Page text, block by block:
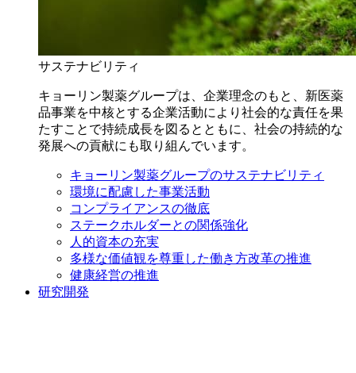
サステナビリティ
キョーリン製薬グループは、企業理念のもと、新医薬
品事業を中核とする企業活動により社会的な責任を果
たすことで持続成長を図るとともに、社会の持続的な
発展への貢献にも取り組んでいます。
キョーリン製薬グループのサステナビリティ
環境に配慮した事業活動
コンプライアンスの徹底
ステークホルダーとの関係強化
人的資本の充実
多様な価値観を尊重した働き方改革の推進
健康経営の推進
研究開発